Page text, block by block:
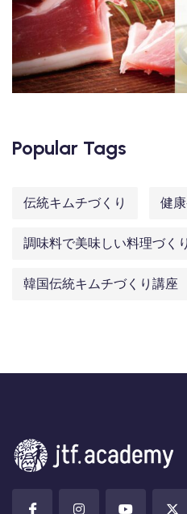
Popular Tags
伝統キムチづくり 健
調味料で美味しい料理づくり
韓国伝統キムチづくり講座